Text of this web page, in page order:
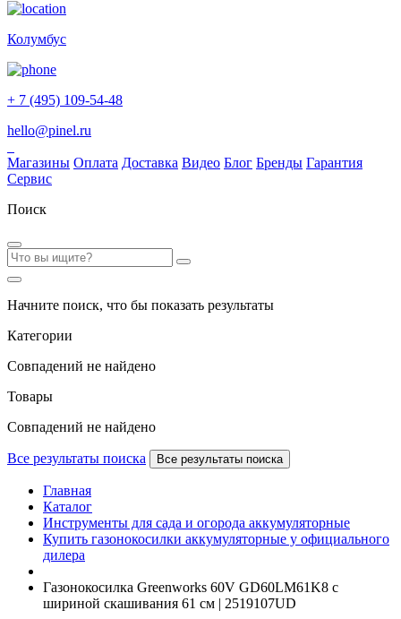
Колумбус
+ 7 (495) 109-54-48
hello@pinel.ru
Магазины Оплата Доставка Видео Блог Бренды Гарантия
Сервис
Поиск
Начните поиск, что бы показать результаты
Категории
Совпадений не найдено
Товары
Совпадений не найдено
Все результаты поиска Все результаты поиска
Главная
Каталог
Инструменты для сада и огорода аккумуляторные
Купить газонокосилки аккумуляторные у официального
дилера
Газонокосилка Greenworks 60V GD60LM61K8 с
шириной скашивания 61 см | 2519107UD